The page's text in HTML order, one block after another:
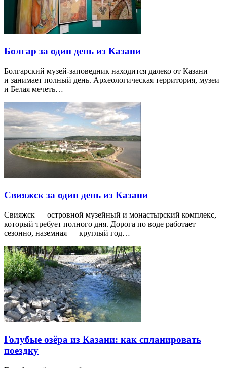
Болгар за один день из Казани
Болгарский музей-заповедник находится далеко от Казани
и занимает полный день. Археологическая территория, музеи
и Белая мечеть…
Свияжск за один день из Казани
Свияжск — островной музейный и монастырский комплекс,
который требует полного дня. Дорога по воде работает
сезонно, наземная — круглый год…
Голубые озёра из Казани: как спланировать
поездку